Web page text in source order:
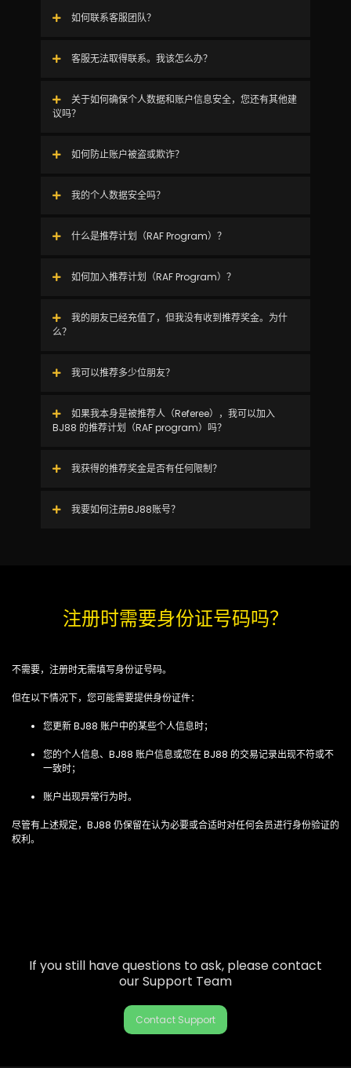
如何联系客服团队？
客服无法取得联系。我该怎么办？
关于如何确保个人数据和账户信息安全，您还有其他建
议吗？
如何防止账户被盗或欺诈？
我的个人数据安全吗？
什么是推荐计划（RAF Program）？
如何加入推荐计划（RAF Program）？
我的朋友已经充值了，但我没有收到推荐奖金。为什
么？
我可以推荐多少位朋友？
如果我本身是被推荐人（Referee），我可以加入
BJ88 的推荐计划（RAF program）吗？
我获得的推荐奖金是否有任何限制？
我要如何注册BJ88账号？
注册时需要身份证号码吗？
不需要，注册时无需填写身份证号码。
但在以下情况下，您可能需要提供身份证件：
您更新 BJ88 账户中的某些个人信息时；
您的个人信息、BJ88 账户信息或您在 BJ88 的交易记录出现不符或不
一致时；
账户出现异常行为时。
尽管有上述规定，BJ88 仍保留在认为必要或合适时对任何会员进行身份验证的
权利。
If you still have questions to ask, please contact
our Support Team
Contact Support